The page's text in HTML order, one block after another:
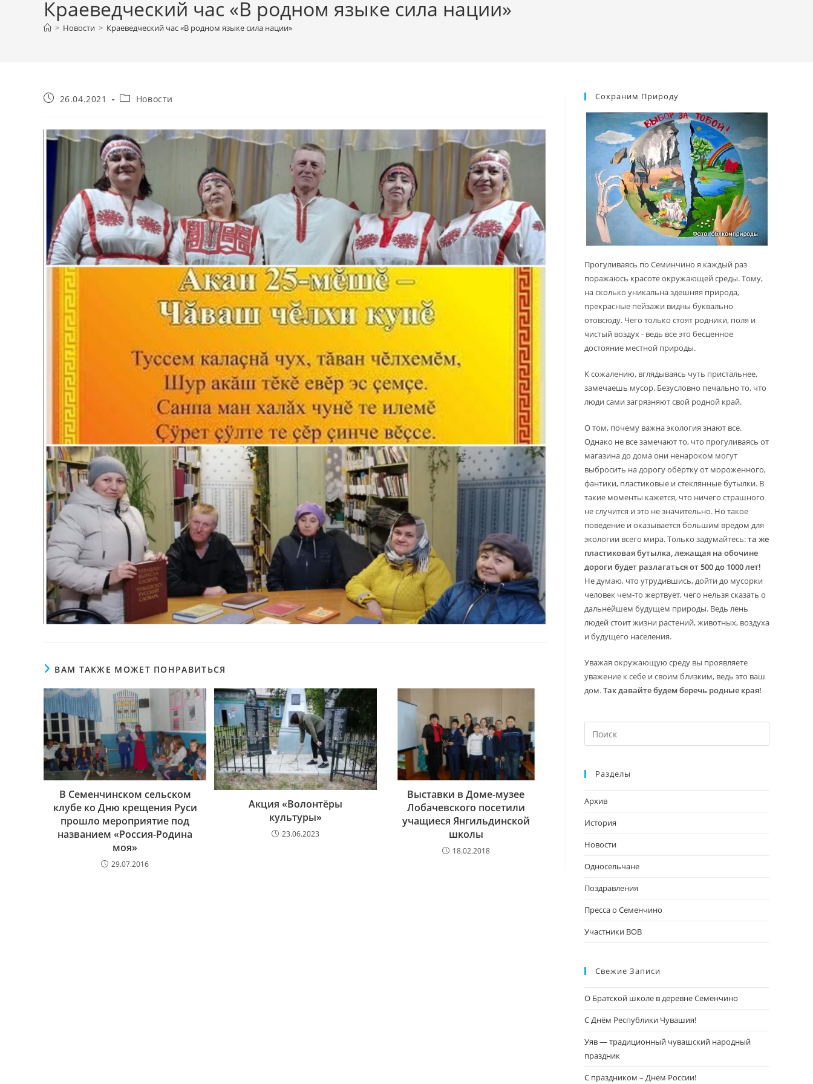
Краеведческий час «В родном языке сила нации»
> Новости > Краеведческий час «В родном языке сила нации»
Запись26.04.2021
Рубрика
Новости
ВАМ ТАКЖЕ МОЖЕТ ПОНРАВИТЬСЯ
В Семенчинском сельском
клубе ко Дню крещения Руси
прошло мероприятие под
названием «Россия-Родина
моя»
29.07.2016
Акция «Волонтёры
культуры»
23.06.2023
Выставки в Доме-музее
Лобачевского посетили
учащиеся Янгильдинской
школы
18.02.2018
Сохраним Природу
Прогуливаясь по Семинчино я каждый раз
поражаюсь красоте окружающей среды. Тому,
на сколько уникальна здешняя природа,
прекрасные пейзажи видны буквально
отовсюду. Чего только стоят родники, поля и
чистый воздух - ведь все это бесценное
достояние местной природы.
К сожалению, вглядываясь чуть пристальнее,
замечаешь мусор. Безусловно печально то, что
люди сами загрязняют свой родной край.
О том, почему важна экология знают все.
Однако не все замечают то, что прогуливаясь от
магазина до дома они ненароком могут
выбросить на дорогу обёртку от мороженного,
фантики, пластиковые и стеклянные бутылки. В
такие моменты кажется, что ничего страшного
не случится и это не значительно. Но такое
поведение и оказывается большим вредом для
экологии всего мира. Только задумайтесь:та же
пластиковая бутылка, лежащая на обочине
дороги будет разлагаться от 500 до 1000 лет!
Не думаю, что утрудившись, дойти до мусорки
человек чем-то жертвует, чего нельзя сказать о
дальнейшем будущем природы. Ведь лень
людей стоит жизни растений, животных, воздуха
и будущего населения.
Уважая окружающую среду вы проявляете
уважение к себе и своим близким, ведь это ваш
дом.Так давайте будем беречь родные края!
клавишу
Разделы
Архив
История
Новости
Односельчане
Поздравления
Пресса о Семенчино
Участники ВОВ
Свежие Записи
О Братской школе в деревне Семенчино
С Днём Республики Чувашия!
Уяв — традиционный чувашский народный
праздник
С праздником – Днем России!